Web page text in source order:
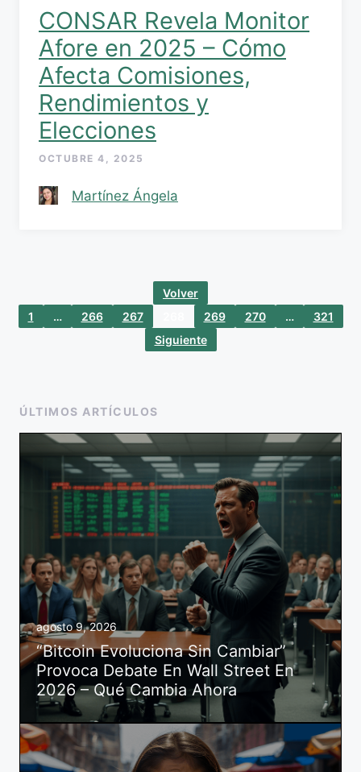
CONSAR Revela Monitor
Afore en 2025 – Cómo
Afecta Comisiones,
Rendimientos y
Elecciones
OCTUBRE 4, 2025
Martínez Ángela
Volver
1
… 266 267 269 270 …
321
Siguiente
ÚLTIMOS ARTÍCULOS
agosto 9, 2026
“Bitcoin Evoluciona Sin Cambiar”
Provoca Debate En Wall Street En
2026 – Qué Cambia Ahora